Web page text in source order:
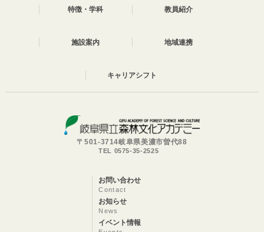
特徴・学科 教員紹介
施設案内 地域連携
キャリアシフト
〒501-3714岐阜県美濃市曽代88
TEL 0575-35-2525
お問い合わせ
Contact
お知らせ
News
イベント情報